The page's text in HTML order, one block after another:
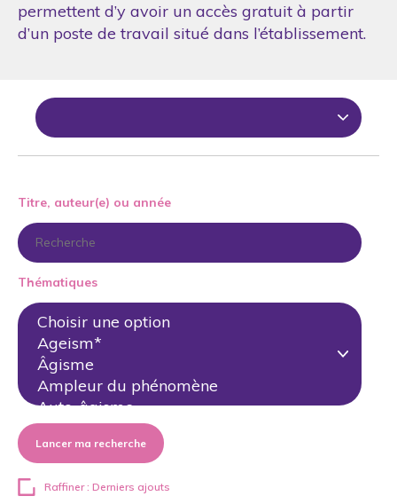
permettent d’y avoir un accès gratuit à partir
d’un poste de travail situé dans l’établissement.
Titre, auteur(e) ou année
Thématiques
Lancer ma recherche
Raffiner : Derniers ajouts